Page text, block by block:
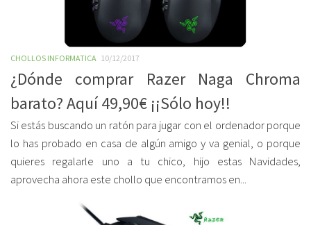
CHOLLOS INFORMATICA 10/12/2017
¿Dónde comprar Razer Naga Chroma
barato? Aquí 49,90€ ¡¡Sólo hoy!!
Si estás buscando un ratón para jugar con el ordenador porque
lo has probado en casa de algún amigo y va genial, o porque
quieres regalarle uno a tu chico, hijo estas Navidades,
aprovecha ahora este chollo que encontramos en...